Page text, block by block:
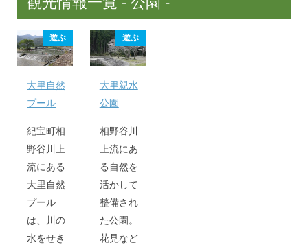
遊ぶ
大里自然
プール
紀宝町相
野谷川上
流にある
大里自然
プール
は、川の
水をせき
遊ぶ
大里親水
公園
相野谷川
上流にあ
る自然を
活かして
整備され
た公園。
花見など